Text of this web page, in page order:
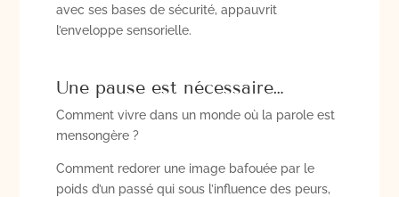
avec ses bases de sécurité, appauvrit
l’enveloppe sensorielle.
Une pause est nécessaire…
Comment vivre dans un monde où la parole est
mensongère ?
Comment redorer une image bafouée par le
poids d’un passé qui sous l’influence des peurs,